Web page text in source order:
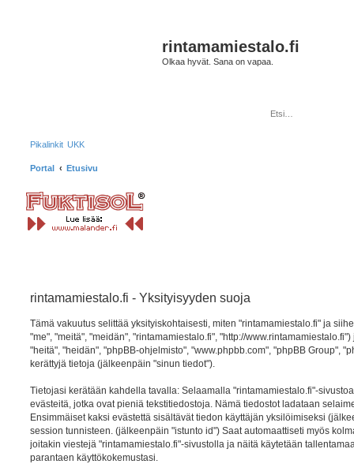
rintamamiestalo.fi
Olkaa hyvät. Sana on vapaa.
Pikalinkit UKK
Portal Etusivu
rintamamiestalo.fi - Yksityisyyden suoja
Tämä vakuutus selittää yksityiskohtaisesti, miten "rintamamiestalo.fi" ja
"me", "meitä", "meidän", "rintamamiestalo.fi", "http://
"heitä", "heidän", "phpBB-ohjelmisto", "www.phpbb.com", "phpBB Group",
kerättyjä tietoja (jälkeenpäin "sinun tiedot").
Tietojasi kerätään kahdella tavalla: Selaamalla "rintamamiestalo.fi"-
evästeitä, jotka ovat pieniä tekstitiedostoja. Nämä tiedostot ladataan
Ensimmäiset kaksi evästettä sisältävät tiedon käyttäjän yksilöimiseksi
session tunnisteen. (jälkeenpäin "istunto id") Saat automaattiseti myös
joitakin viestejä "rintamamiestalo.fi"-sivustolla ja näitä käytetään
parantaen käyttökokemustasi.